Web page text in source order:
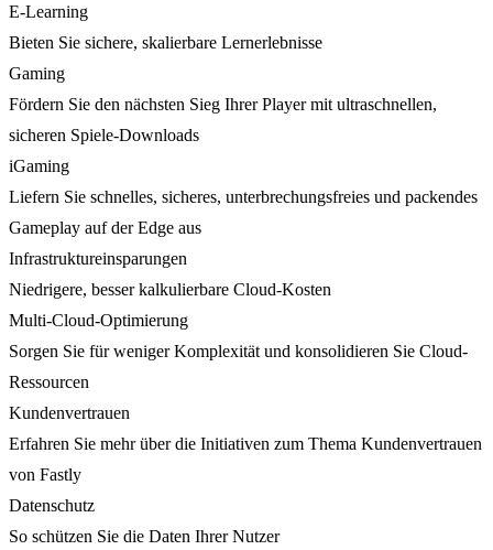
E-Learning
Bieten Sie sichere, skalierbare Lernerlebnisse
Gaming
Fördern Sie den nächsten Sieg Ihrer Player mit ultraschnellen,
sicheren Spiele-Downloads
iGaming
Liefern Sie schnelles, sicheres, unterbrechungsfreies und packendes
Gameplay auf der Edge aus
Infrastruktureinsparungen
Niedrigere, besser kalkulierbare Cloud-Kosten
Multi-Cloud-Optimierung
Sorgen Sie für weniger Komplexität und konsolidieren Sie Cloud-
Ressourcen
Kundenvertrauen
Erfahren Sie mehr über die Initiativen zum Thema Kundenvertrauen
von Fastly
Datenschutz
So schützen Sie die Daten Ihrer Nutzer